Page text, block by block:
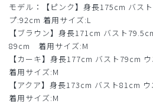
モデル：【ピンク】身長175cm バス
プ:92cm 着用サイズ:L
【ブラウン】身長171cm バスト
89cm 着用サイズ:M
【カーキ】身長177cm バスト79cm
着用サイズ:M
【アクア】身長173cm バスト81cm
着用サイズ:M